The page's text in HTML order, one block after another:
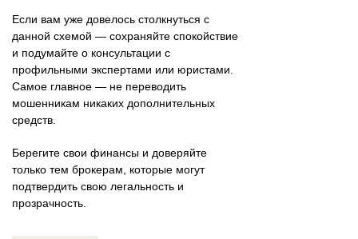
Если вам уже довелось столкнуться с
данной схемой — сохраняйте спокойствие
и подумайте о консультации с
профильными экспертами или юристами.
Самое главное — не переводить
мошенникам никаких дополнительных
средств.
Берегите свои финансы и доверяйте
только тем брокерам, которые могут
подтвердить свою легальность и
прозрачность.